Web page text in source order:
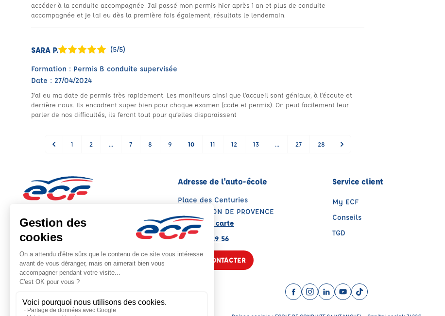
accéder à la conduite accompagnée. J'ai passé mon permis hier après 1 an et plus de conduite
accompagnée et je l'ai eu dès la première fois également, résultats le lendemain.
SARA P. (5/5)
Formation : Permis B conduite supervisée
Date : 27/04/2024
J’ai eu ma date de permis très rapidement. Les moniteurs ainsi que l’accueil sont géniaux, à l’écoute et
derrière nous. Ils encadrent super bien pour chaque examen (code et permis). On peut facilement leur
parler de nos difficultés, ils feront tout pour qu’elles disparaissent
1 2 ... 7 8 9 10 11 12 13 ... 27 28
Note : 4.8/5
Moyenne calculée sur 136 avis
Adresse de l'auto-école
Place des Centuries
13300 SALON DE PROVENCE
Voir sur la carte
04 90 56 29 56
NOUS CONTACTER
Service client
My ECF
Conseils
TGD
Facebook (nouvelle fenêtre)
Instagram (nouvelle fenêtre)
LinkedIn (nouvelle fenêtre)
YouTube (nouvelle fenêtre)
TikTok (nouvelle fenêtre)